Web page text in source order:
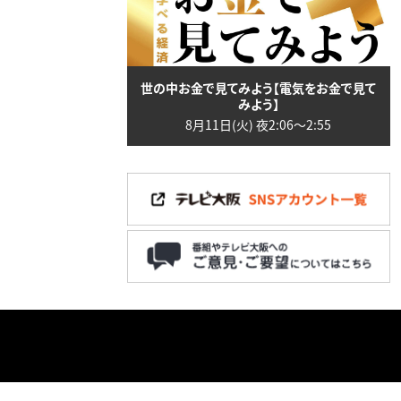
世の中お金で見てみよう【電気をお金で見て
みよう】
8月11日(火) 夜2:06〜2:55